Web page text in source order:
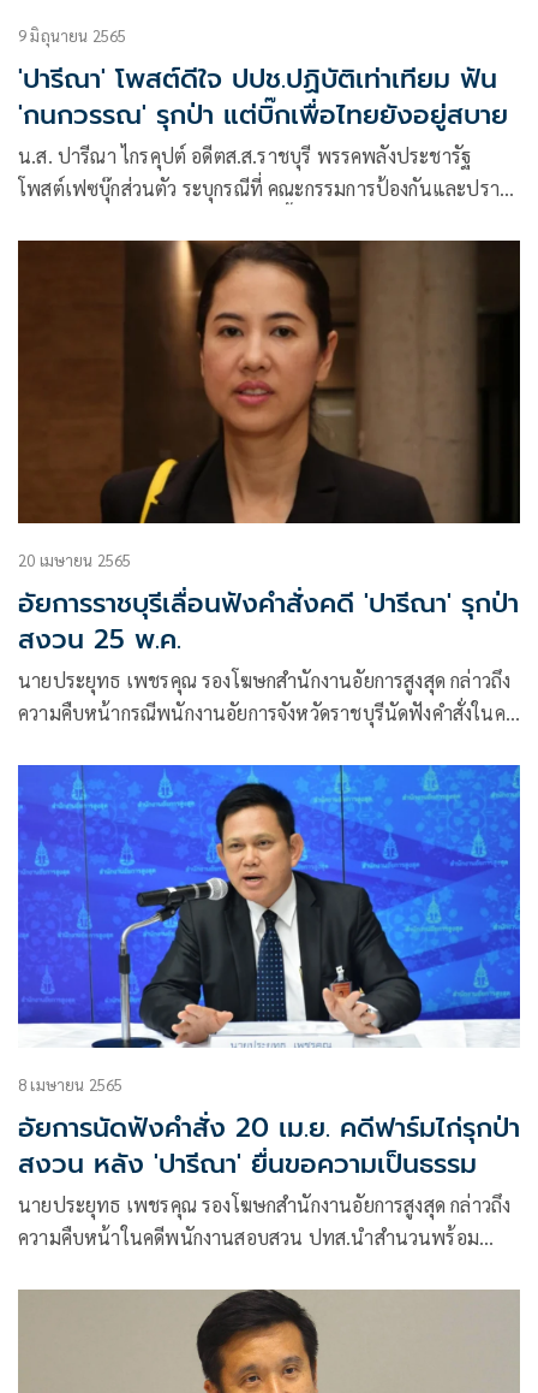
9 มิถุนายน 2565
'ปารีณา' โพสต์ดีใจ ปปช.ปฏิบัติเท่าเทียม ฟัน
'กนกวรรณ' รุกป่า แต่บิ๊กเพื่อไทยยังอยู่สบาย
น.ส. ปารีณา ไกรคุปต์ อดีตส.ส.ราชบุรี พรรคพลังประชารัฐ
โพสต์เฟซบุ๊กส่วนตัว ระบุกรณีที่ คณะกรรมการป้องกันและปราบ
วัลย์ นายกองค์การบริหารส่วนจังหวัดปราจีนบุรี นางกนกวรรณ วิ
ลาวัลย์ รัฐมนตรีช่วยว่าการกระทรวงศึกษาธิการ ฐาน
20 เมษายน 2565
อัยการราชบุรีเลื่อนฟังคำสั่งคดี 'ปารีณา' รุกป่า
สงวน 25 พ.ค.
นายประยุทธ เพชรคุณ รองโฆษกสำนักงานอัยการสูงสุด กล่าวถึง
ความคืบหน้ากรณีพนักงานอัยการจังหวัดราชบุรีนัดฟังคำสั่งในคดี
น.ส.ปารีณา ไกรคุปต์ ส.ส.ราชบุรี พรรคพลังประชารัฐ
8 เมษายน 2565
อัยการนัดฟังคำสั่ง 20 เม.ย. คดีฟาร์มไก่รุกป่า
สงวน หลัง 'ปารีณา' ยื่นขอความเป็นธรรม
นายประยุทธ เพชรคุณ รองโฆษกสำนักงานอัยการสูงสุด กล่าวถึง
ความคืบหน้าในคดีพนักงานสอบสวน ปทส.นำสำนวนพร้อม